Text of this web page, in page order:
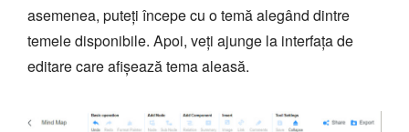
asemenea, puteți începe cu o temă alegând dintre
temele disponibile. Apoi, veți ajunge la interfața de
editare care afișează tema aleasă.